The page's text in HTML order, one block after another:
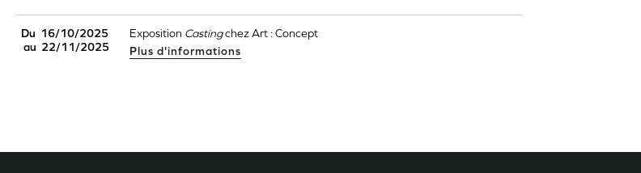
Du 16/10/2025
au 22/11/2025
Exposition Castingchez Art : Concept
Plus d'informations